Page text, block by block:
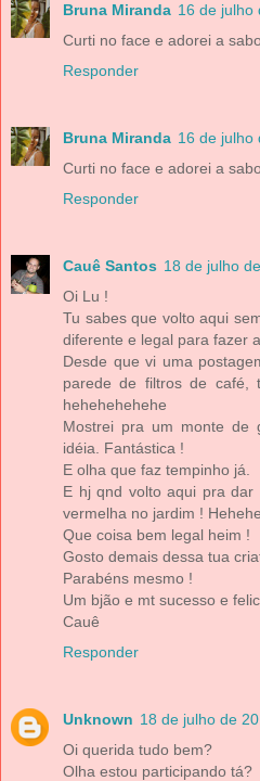
Bruna Miranda 16 de julho
Curti no face e adorei a
Responder
Bruna Miranda 16 de julho
Curti no face e adorei a
Responder
Cauê Santos 18 de julho
Oi Lu !
Tu sabes que volto aqui
diferente e legal para fazer
Desde que vi uma
parede de filtros de café,
hehehehehehe
Mostrei pra um monte de
idéia. Fantástica !
E olha que faz tempinho já.
E hj qnd volto aqui pra dar
vermelha no jardim !
Que coisa bem legal heim !
Gosto demais dessa tua
Parabéns mesmo !
Um bjão e mt sucesso e
Cauê
Responder
Unknown 18 de julho de
Oi querida tudo bem?
Olha estou participando tá?